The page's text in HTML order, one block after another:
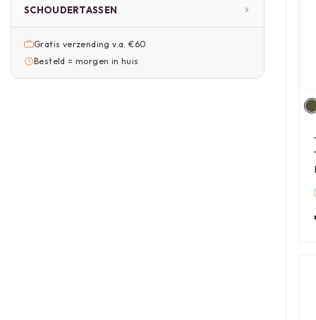
SCHOUDERTASSEN
Gratis verzending v.a. €60
Besteld = morgen in huis